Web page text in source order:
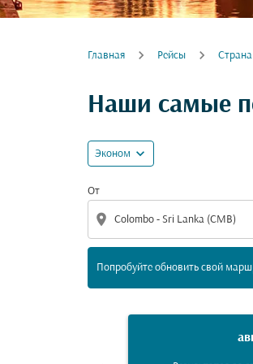
Главная Рейсы
Наши самые
Эконом expand_more
От
location_on
Попробуйте обновить свой
Попробуйте обновить